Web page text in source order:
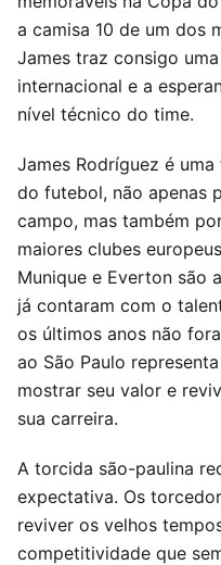
a camisa 10 de um dos
James traz consigo
internacional e a
nível técnico do time.
James Rodríguez é
do futebol, não apenas
campo, mas também
maiores clubes
Munique e Everton são
já contaram com o
os últimos anos não
ao São Paulo
mostrar seu valor e
sua carreira.
A torcida são-paulina
expectativa. Os
reviver os velhos
competitividade que